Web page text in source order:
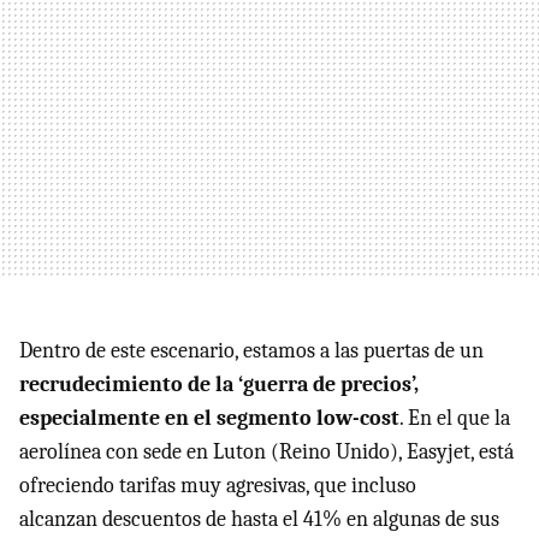
Dentro de este escenario, estamos a las puertas de un
recrudecimiento de la ‘guerra de precios’,
especialmente en el segmento low-cost. En el que la
aerolínea con sede en Luton (Reino Unido), Easyjet, está
ofreciendo tarifas muy agresivas, que incluso
alcanzan descuentos de hasta el 41% en algunas de sus